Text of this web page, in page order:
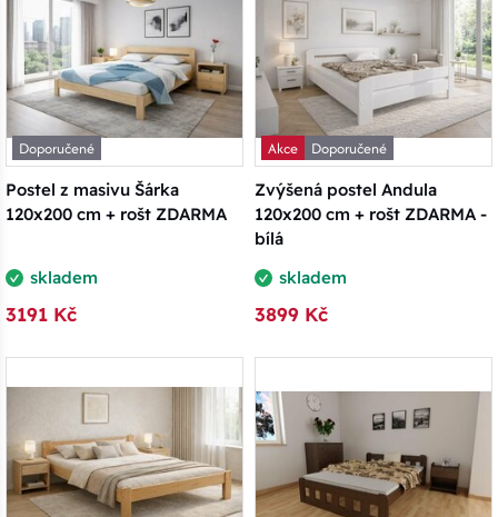
Doporučené
Postel z masivu Šárka
120x200 cm + rošt ZDARMA
skladem
3191 Kč
Akce
Doporučené
Zvýšená postel Andula
120x200 cm + rošt ZDARMA -
bílá
skladem
3899 Kč